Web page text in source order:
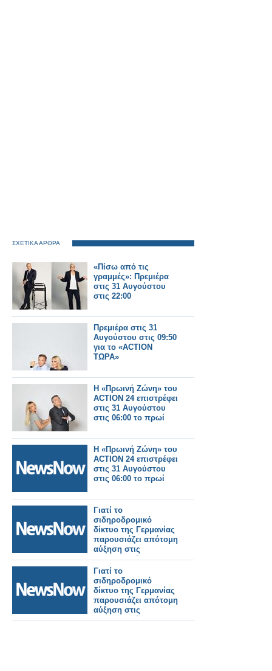
ΣΧΕΤΙΚΑ ΑΡΘΡΑ
«Πίσω από τις
γραμμές»: Πρεμιέρα
στις 31 Αυγούστου
στις 22:00
Πρεμιέρα στις 31
Αυγούστου στις 09:50
για το «ACTION
ΤΩΡΑ»
Η «Πρωινή Ζώνη» του
ACTION 24 επιστρέφει
στις 31 Αυγούστου
στις 06:00 το πρωί
Η «Πρωινή Ζώνη» του
ACTION 24 επιστρέφει
στις 31 Αυγούστου
στις 06:00 το πρωί
Γιατί το
σιδηροδρομικό
δίκτυο της Γερμανίας
παρουσιάζει απότομη
αύξηση στις
εγκληματικές
επιθέσεις.
Γιατί το
σιδηροδρομικό
δίκτυο της Γερμανίας
παρουσιάζει απότομη
αύξηση στις
εγκληματικές